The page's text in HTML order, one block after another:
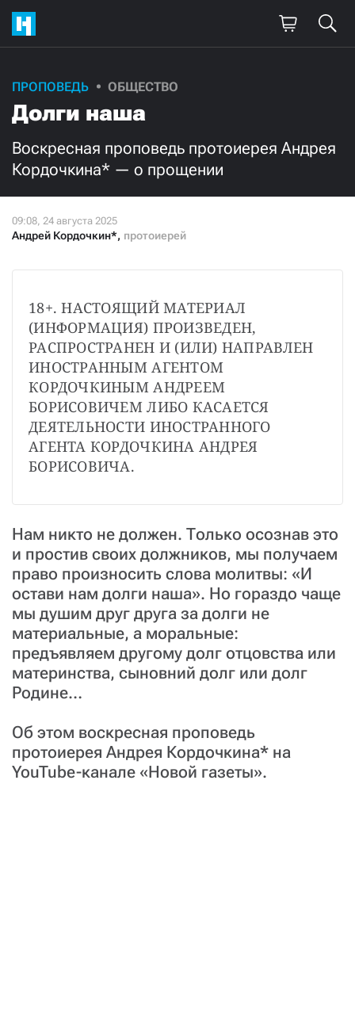
ПРОПОВЕДЬ ОБЩЕСТВО
Долги наша
Воскресная проповедь протоиерея Андрея
Кордочкина* — о прощении
Андрей Кордочкин*, протоиерей
18+. НАСТОЯЩИЙ МАТЕРИАЛ
(ИНФОРМАЦИЯ) ПРОИЗВЕДЕН,
РАСПРОСТРАНЕН И (ИЛИ) НАПРАВЛЕН
ИНОСТРАННЫМ АГЕНТОМ
КОРДОЧКИНЫМ АНДРЕЕМ
БОРИСОВИЧЕМ ЛИБО КАСАЕТСЯ
ДЕЯТЕЛЬНОСТИ ИНОСТРАННОГО
АГЕНТА КОРДОЧКИНА АНДРЕЯ
БОРИСОВИЧА.
Нам никто не должен. Только осознав это
и простив своих должников, мы получаем
право произносить слова молитвы: «И
остави нам долги наша». Но гораздо чаще
мы душим друг друга за долги не
материальные, а моральные:
предъявляем другому долг отцовства или
материнства, сыновний долг или долг
Родине…
Об этом воскресная проповедь
протоиерея Андрея Кордочкина* на
YouTube-канале «Новой газеты».